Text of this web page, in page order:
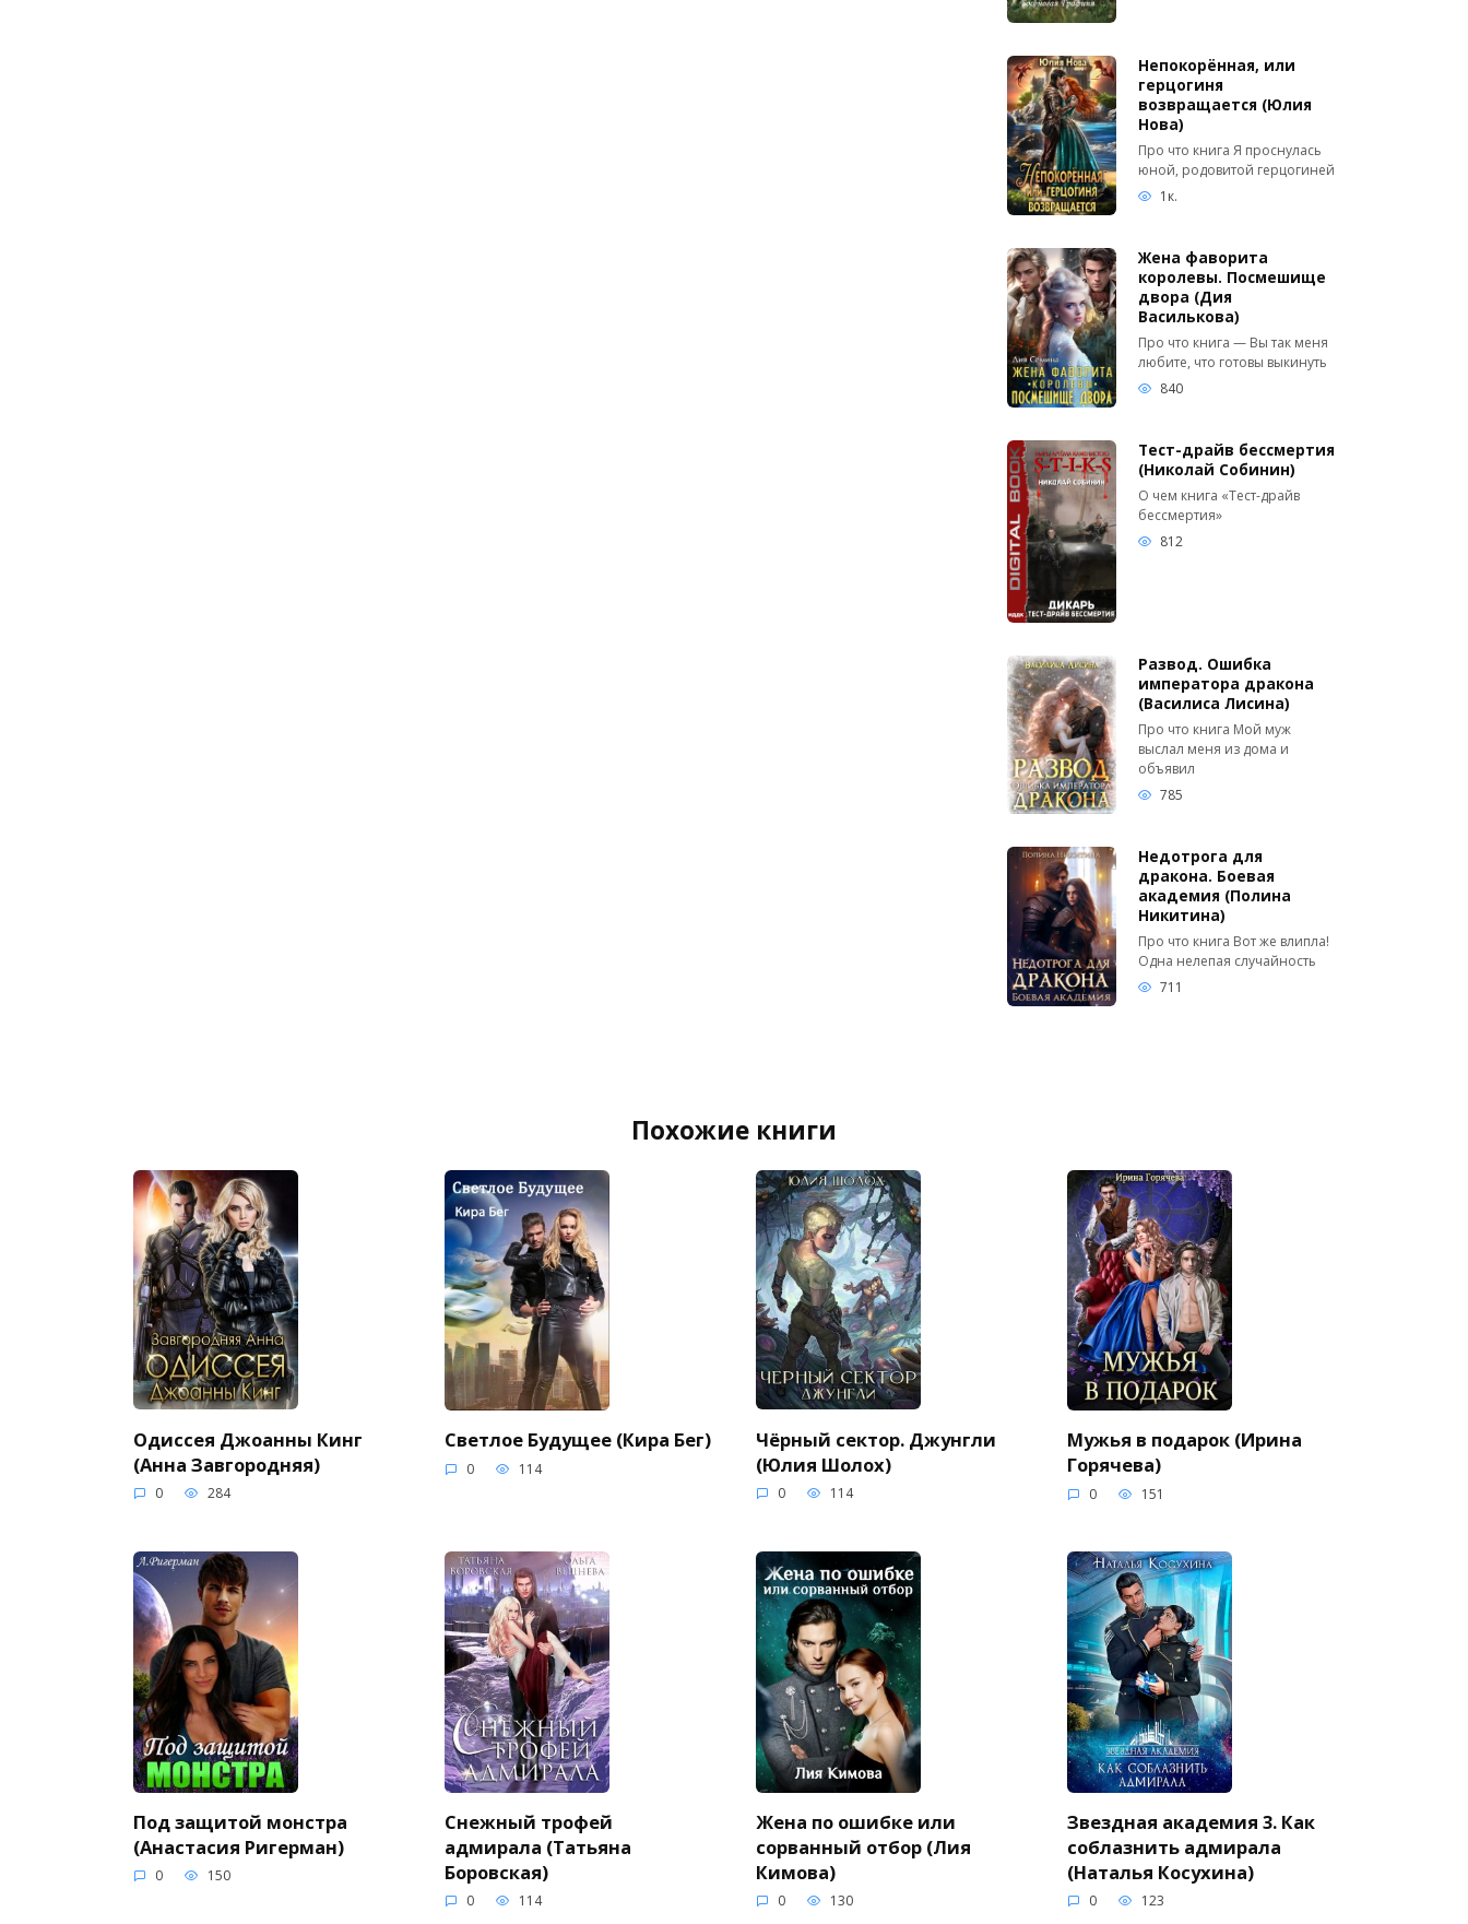
Непокорённая, или
герцогиня
возвращается (Юлия
Нова)
Про что книга Я проснулась
юной, родовитой герцогиней
1к.
Жена фаворита
королевы. Посмешище
двора (Дия
Василькова)
Про что книга — Вы так меня
любите, что готовы выкинуть
840
Тест-драйв бессмертия
(Николай Собинин)
О чем книга «Тест-драйв
бессмертия»
812
Развод. Ошибка
императора дракона
(Василиса Лисина)
Про что книга Мой муж
выслал меня из дома и
объявил
785
Недотрога для
дракона. Боевая
академия (Полина
Никитина)
Про что книга Вот же влипла!
Одна нелепая случайность
711
Похожие книги
Одиссея Джоанны Кинг
(Анна Завгородняя)
0 284
Светлое Будущее (Кира Бег)
0 114
Чёрный сектор. Джунгли
(Юлия Шолох)
0 114
Мужья в подарок (Ирина
Горячева)
0 151
Под защитой монстра
(Анастасия Ригерман)
0 150
Снежный трофей
адмирала (Татьяна
Боровская)
0 114
Жена по ошибке или
сорванный отбор (Лия
Кимова)
0 130
Звездная академия 3. Как
соблазнить адмирала
(Наталья Косухина)
0 123